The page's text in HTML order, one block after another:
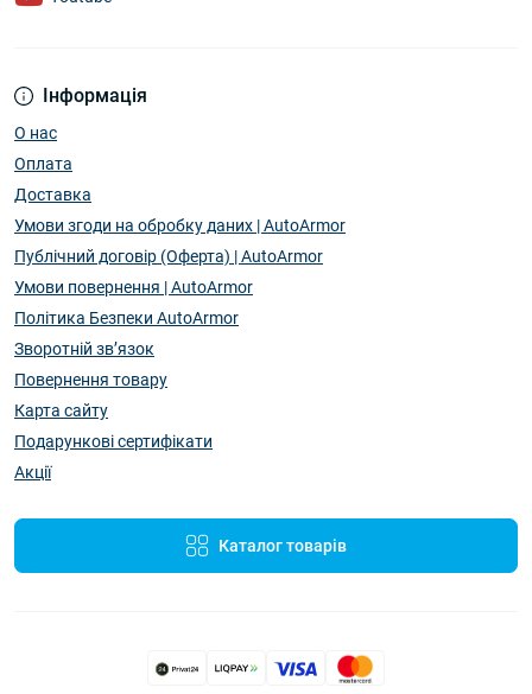
Інформація
О нас
Оплата
Доставка
Умови згоди на обробку даних | AutoArmor
Публічний договір (Оферта) | AutoArmor
Умови повернення | AutoArmor
Політика Безпеки AutoArmor
Зворотній зв’язок
Повернення товару
Карта сайту
Подарункові сертифікати
Акції
Каталог товарів